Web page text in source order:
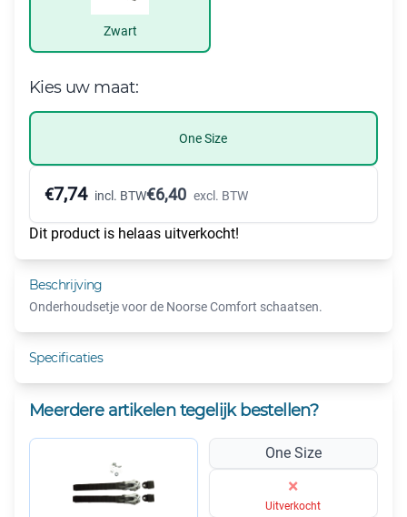
Zwart
Kies uw maat:
One Size
€7,74 incl. BTW€6,40 excl. BTW
Dit product is helaas uitverkocht!
Beschrijving
Onderhoudsetje voor de Noorse Comfort schaatsen.
Specificaties
Meerdere artikelen tegelijk bestellen?
One Size
×
Uitverkocht